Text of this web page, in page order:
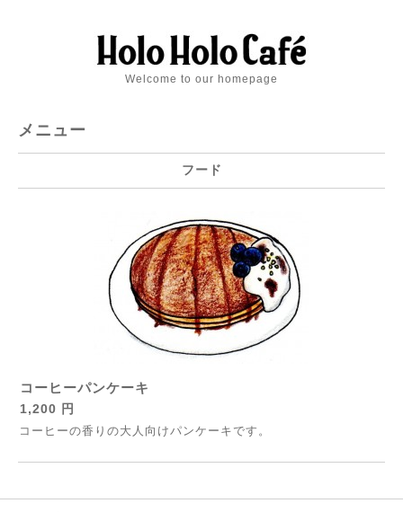
Welcome to our homepage
メニュー
フード
コーヒーパンケーキ
1,200 円
コーヒーの香りの大人向けパンケーキです。